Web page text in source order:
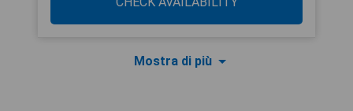
Mostra di più